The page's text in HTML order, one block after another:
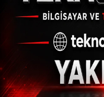
Sivas'ın Suşehri
Müdürlüğü ve
Anadolu Lisesinde
güvenlik güçleri ve